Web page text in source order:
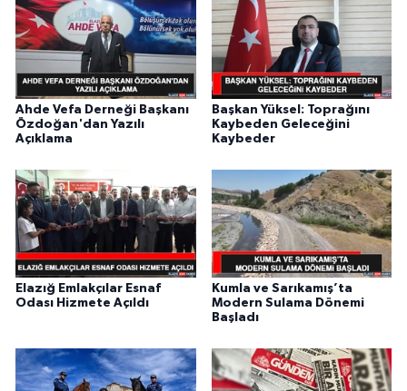
Ahde Vefa Derneği Başkanı
Özdoğan'dan Yazılı
Açıklama
Başkan Yüksel: Toprağını
Kaybeden Geleceğini
Kaybeder
Elazığ Emlakçılar Esnaf
Odası Hizmete Açıldı
Kumla ve Sarıkamış’ta
Modern Sulama Dönemi
Başladı